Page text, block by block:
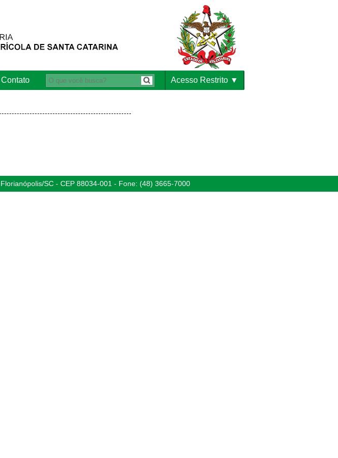
Contato Acesso Restrito
SC - CEP 88034-001 - Fone: (48) 3665-7000